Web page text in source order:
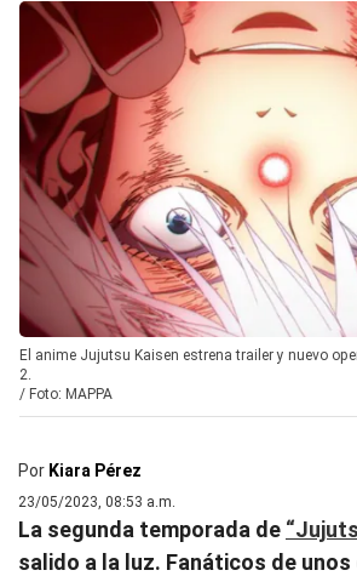
El anime Jujutsu Kaisen estrena trailer y nuevo
2.
/ Foto: MAPPA
Por Kiara Pérez
23/05/2023, 08:53 a.m.
La segunda temporada de
salido a la luz. Fanáticos de unos